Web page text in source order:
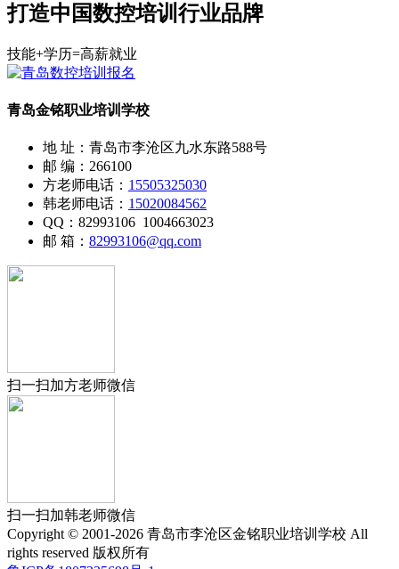
打造中国数控培训行业品牌
技能+学历=高薪就业
青岛金铭职业培训学校
地 址：青岛市李沧区九水东路588号
邮 编：266100
方老师电话： 15505325030
韩老师电话： 15020084562
QQ：82993106 1004663023
邮 箱： 82993106@qq.com
扫一扫加方老师微信
扫一扫加韩老师微信
Copyright © 2001-2026 青岛市李沧区金铭职业培训学校 All
rights reserved 版权所有